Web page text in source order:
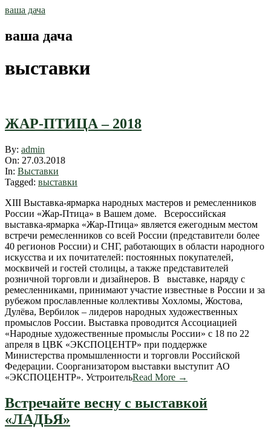
Skip
ваша дача
ваша дача
выставки
ЖАР-ПТИЦА – 2018
2018-
03-
27
By: admin
On: 27.03.2018
In: Выставки
Tagged: выставки
XIII Выставка-ярмарка народных мастеров и ремесленников
России «Жар-Птица» в Вашем доме. Всероссийская
выставка-ярмарка «Жар-Птица» является ежегодным местом
встречи ремесленников со всей России (представители более
40 регионов России) и СНГ, работающих в области народного
искусства и их почитателей: постоянных покупателей,
москвичей и гостей столицы, а также представителей
розничной торговли и дизайнеров. В выставке, наряду с
ремесленниками, принимают участие известные в России и за
рубежом прославленные коллективы Хохломы, Жостова,
Дулёва, Вербилок – лидеров народных художественных
промыcлов России. Выставка проводится Ассоциацией
«Народные художественные промыслы России» с 18 по 22
апреля в ЦВК «ЭКСПОЦЕНТР» при поддержке
Министерства промышленности и торговли Российской
Федерации. Соорганизатором выставки выступит АО
«ЭКСПОЦЕНТР». УстроительRead More →
Встречайте весну с выставкой
«ЛАДЬЯ»